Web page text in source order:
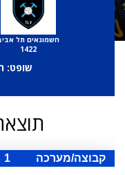
חשמונאים תל
1422
שופט:
קבוצה/מערכה 1